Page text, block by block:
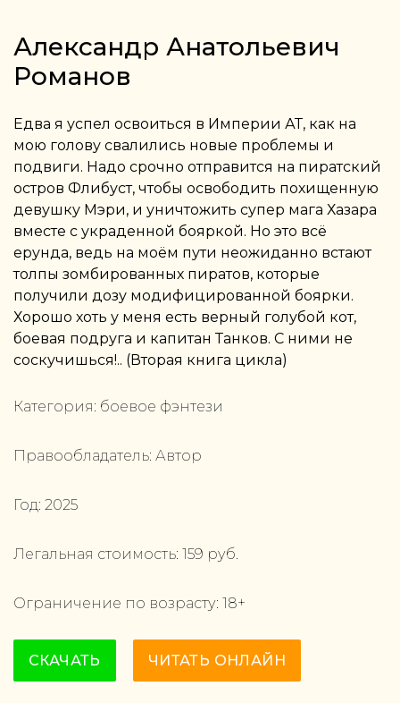
Александр Анатольевич
Романов
Едва я успел освоиться в Империи АТ, как на
мою голову свалились новые проблемы и
подвиги. Надо срочно отправится на пиратский
остров Флибуст, чтобы освободить похищенную
девушку Мэри, и уничтожить супер мага Хазара
вместе с украденной бояркой. Но это всё
ерунда, ведь на моём пути неожиданно встают
толпы зомбированных пиратов, которые
получили дозу модифицированной боярки.
Хорошо хоть у меня есть верный голубой кот,
боевая подруга и капитан Танков. С ними не
соскучишься!.. (Вторая книга цикла)
Категория: боевое фэнтези
Правообладатель: Автор
Год: 2025
Легальная стоимость: 159 руб.
Ограничение по возрасту: 18+
СКАЧАТЬ ЧИТАТЬ ОНЛАЙН